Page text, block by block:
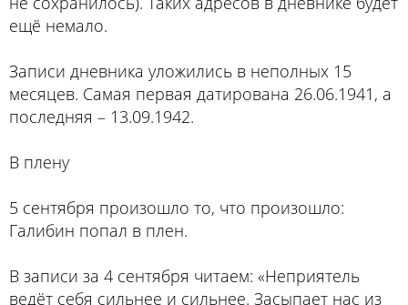
ещё немало.
Записи дневника уложились в неполных 15
месяцев. Самая первая датирована 26.06.1941, а
последняя – 13.09.1942.
В плену
5 сентября произошло то, что произошло:
Галибин попал в плен.
В записи за 4 сентября читаем: «Неприятель
ведёт себя сильнее и сильнее. Засыпает нас из